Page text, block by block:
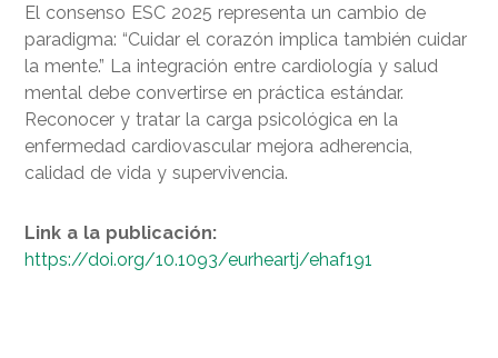
El consenso ESC 2025 representa un cambio de
paradigma: “Cuidar el corazón implica también cuidar
la mente.” La integración entre cardiología y salud
mental debe convertirse en práctica estándar.
Reconocer y tratar la carga psicológica en la
enfermedad cardiovascular mejora adherencia,
calidad de vida y supervivencia.
Link a la publicación:
https://doi.org/10.1093/eurheartj/ehaf191